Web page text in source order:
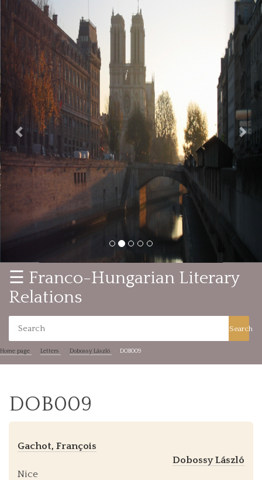
Previous
☰ Franco-Hungarian Literary
Relations
Search
Home page Letters Dobossy László DOB009
DOB009
Gachot, François
Dobossy László
Nice